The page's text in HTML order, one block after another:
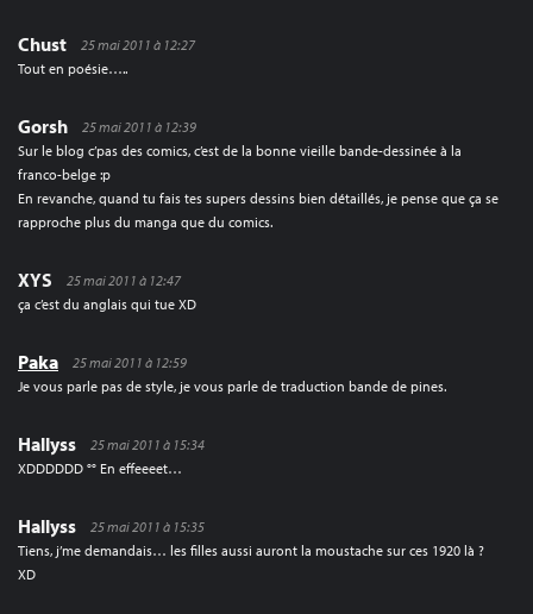
Chust
25 mai 2011 à 12:27
Tout en poésie…..
Gorsh
25 mai 2011 à 12:39
Sur le blog c’pas des comics, c’est de la bonne vieille bande-dessinée à la
franco-belge :p
En revanche, quand tu fais tes supers dessins bien détaillés, je pense que ça se
rapproche plus du manga que du comics.
XYS
25 mai 2011 à 12:47
ça c’est du anglais qui tue XD
Paka
25 mai 2011 à 12:59
Je vous parle pas de style, je vous parle de traduction bande de pines.
Hallyss
25 mai 2011 à 15:34
XDDDDDD °° En effeeeet…
Hallyss
25 mai 2011 à 15:35
Tiens, j’me demandais… les filles aussi auront la moustache sur ces 1920 là ?
XD